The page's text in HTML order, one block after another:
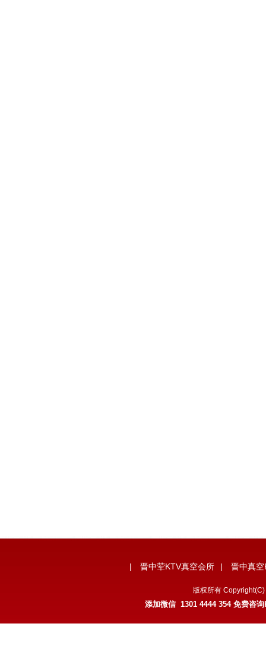
| 晋中荤KTV真空会所 | 晋中真
版权所有
添加微信 1301 4444 354 免费咨